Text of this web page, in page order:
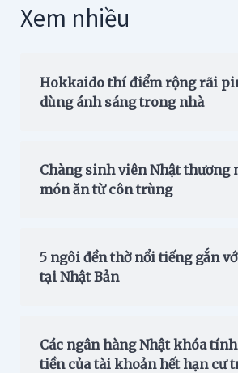
Xem nhiều
Hokkaido thí điểm rộng rãi
dùng ánh sáng trong nhà
Chàng sinh viên Nhật thương
món ăn từ côn trùng
5 ngôi đền thờ nổi tiếng gắn
tại Nhật Bản
Các ngân hàng Nhật khóa
tiền của tài khoản hết hạn cư